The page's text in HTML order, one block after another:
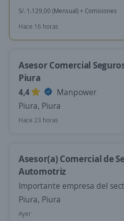
S/. 1.129,00 (Mensual) + Comisiones
Hace 16 horas
Asesor Comercial
Piura
4,4
Manpower
Piura, Piura
Hace 23 horas
Asesor(a) Comercial de
Automotriz
Importante empresa del
Piura, Piura
Ayer